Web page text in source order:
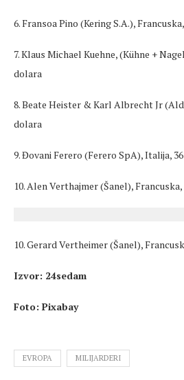
6. Fransoa Pino (Kering S.A.),
7. Klaus Michael Kuehne, (Kühne +
dolara
8. Beate Heister & Karl Albrecht Jr
dolara
9. Đovani Ferero (Ferero SpA), Italija,
10. Alen Verthajmer (Šanel),
10. Gerard Vertheimer (Šanel),
Izvor: 24sedam
Foto: Pixabay
EVROPA MILIJARDERI